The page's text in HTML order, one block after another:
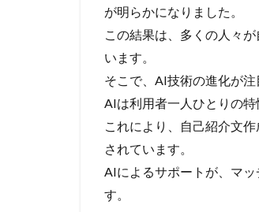
が明らかになりました。
この結果は、多くの人々
います。
そこで、AI技術の進化が注
AIは利用者一人ひとりの
これにより、自己紹介文
されています。
AIによるサポートが、マ
す。